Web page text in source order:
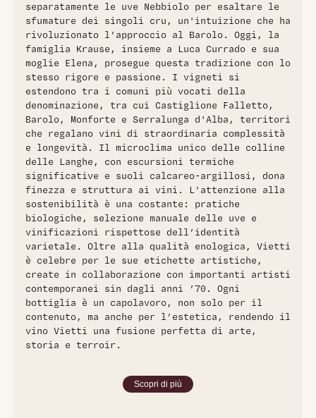
separatamente le uve Nebbiolo per esaltare le
sfumature dei singoli cru, un'intuizione che ha
rivoluzionato l’approccio al Barolo. Oggi, la
famiglia Krause, insieme a Luca Currado e sua
moglie Elena, prosegue questa tradizione con lo
stesso rigore e passione. I vigneti si
estendono tra i comuni più vocati della
denominazione, tra cui Castiglione Falletto,
Barolo, Monforte e Serralunga d'Alba, territori
che regalano vini di straordinaria complessità
e longevità. Il microclima unico delle colline
delle Langhe, con escursioni termiche
significative e suoli calcareo-argillosi, dona
finezza e struttura ai vini. L’attenzione alla
sostenibilità è una costante: pratiche
biologiche, selezione manuale delle uve e
vinificazioni rispettose dell’identità
varietale. Oltre alla qualità enologica, Vietti
è celebre per le sue etichette artistiche,
create in collaborazione con importanti artisti
contemporanei sin dagli anni ’70. Ogni
bottiglia è un capolavoro, non solo per il
contenuto, ma anche per l’estetica, rendendo il
vino Vietti una fusione perfetta di arte,
storia e terroir.
Scopri di più